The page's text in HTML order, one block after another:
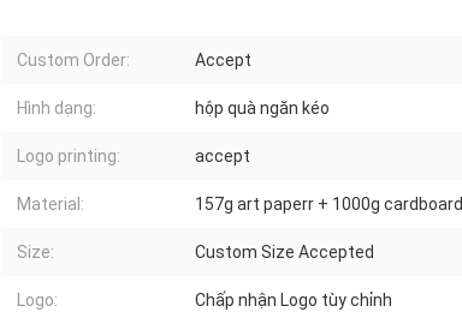
Custom Order: Accept
Hình dạng: hộp quà ngăn kéo
Logo printing: accept
Material: 157g art paperr + 1000g cardboard
Size: Custom Size Accepted
Logo: Chấp nhận Logo tùy chỉnh